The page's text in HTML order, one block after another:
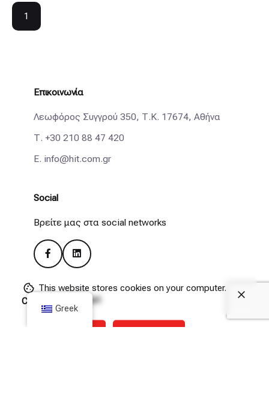
1
Επικοινωνία
Λεωφόρος Συγγρού 350, Τ.Κ. 17674, Αθήνα
Τ. +30 210 88 47 420
E. info@hit.com.gr
Social
Βρείτε μας στα social networks
Remote Support
This website stores cookies on your computer.
Cookie Policy
Greek